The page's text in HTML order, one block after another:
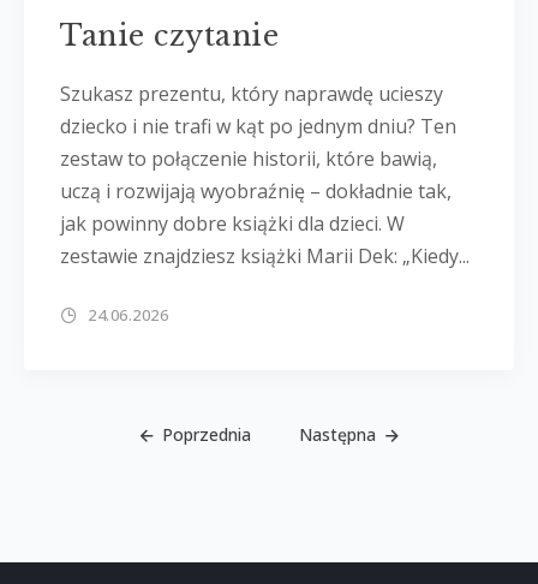
Tanie czytanie
Szukasz prezentu, który naprawdę ucieszy
dziecko i nie trafi w kąt po jednym dniu? Ten
zestaw to połączenie historii, które bawią,
uczą i rozwijają wyobraźnię – dokładnie tak,
jak powinny dobre książki dla dzieci. W
zestawie znajdziesz książki Marii Dek: „Kiedy...
24.06.2026
Poprzednia Następna